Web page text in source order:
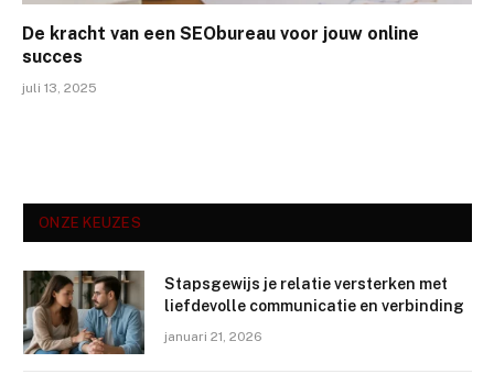
De kracht van een SEObureau voor jouw online
succes
juli 13, 2025
ONZE KEUZES
Stapsgewijs je relatie versterken met
liefdevolle communicatie en verbinding
januari 21, 2026